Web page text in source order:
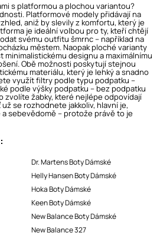
s platformou a plochou variantou?
Platformové modely přidávají na
aniž by slevily z komfortu, který je
je ideální volbou pro ty, kteří chtějí
svému outfitu šmrnc – například na
městem. Naopak ploché varianty
minimalistickému designu a maximálnímu
Obě možnosti poskytují stejnou
materiálu, který je lehký a snadno
využít filtry podle typu podpatku –
podle výšky podpatku – bez podpatku
zvolíte žabky, které nejlépe odpovídají
se rozhodnete jakkoliv, hlavní je,
sebevědomě – protože právě to je
Dr. Martens Boty Dámské
Helly Hansen Boty Dámské
Hoka Boty Dámské
Keen Boty Dámské
New Balance Boty Dámské
New Balance 327